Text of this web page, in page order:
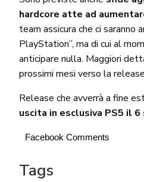
hardcore atte ad
team assicura che ci saranno
PlayStation”, ma di cui al
anticipare nulla. Maggiori
prossimi mesi verso la
Release che avverrà a fine
uscita in esclusiva PS5 il
Facebook Comments
Tags